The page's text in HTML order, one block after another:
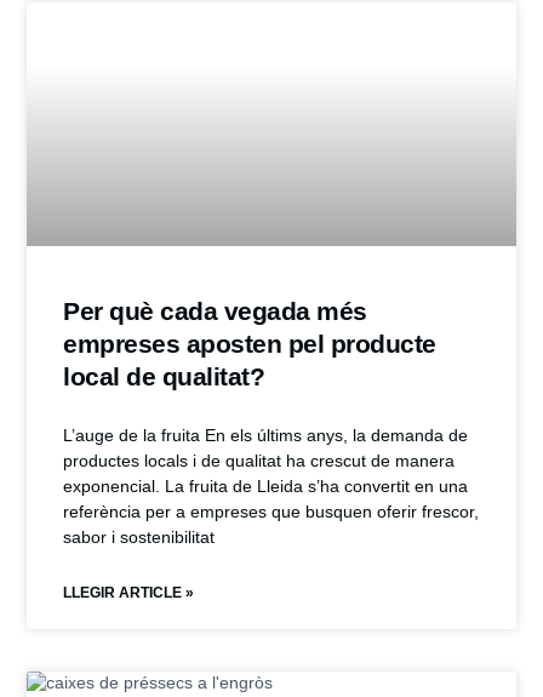
Per què cada vegada més
empreses aposten pel producte
local de qualitat?
L’auge de la fruita En els últims anys, la demanda de
productes locals i de qualitat ha crescut de manera
exponencial. La fruita de Lleida s’ha convertit en una
referència per a empreses que busquen oferir frescor,
sabor i sostenibilitat
LLEGIR ARTICLE »